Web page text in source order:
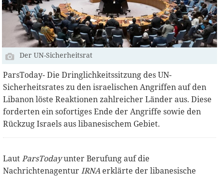
Der UN-Sicherheitsrat
ParsToday- Die Dringlichkeitssitzung des UN-
Sicherheitsrates zu den israelischen Angriffen auf den
Libanon löste Reaktionen zahlreicher Länder aus. Diese
forderten ein sofortiges Ende der Angriffe sowie den
Rückzug Israels aus libanesischem Gebiet.
LautParsTodayunter Berufung auf die
NachrichtenagenturIRNAerklärte der libanesische